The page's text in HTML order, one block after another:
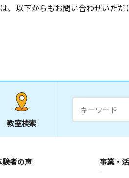
以下からもお問い合わせいただ
教室検索
者の声 事業・